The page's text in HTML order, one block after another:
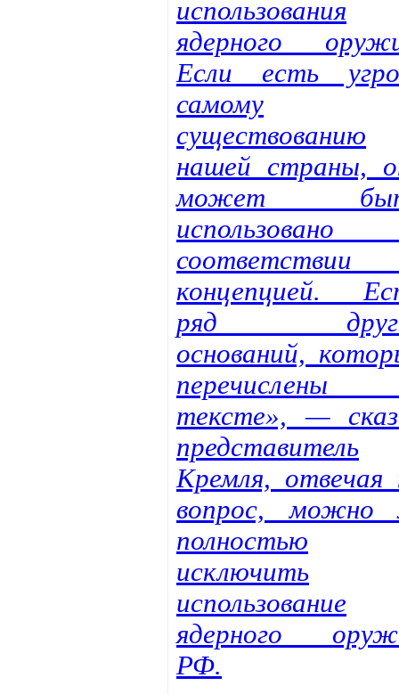
использования
ядерного
Если есть
самому
существованию
нашей страны,
может
концепцией.
ряд
оснований,
тексте», —
представитель
Кремля, отвечая
вопрос, можно
полностью
исключить
использование
ядерного
РФ.